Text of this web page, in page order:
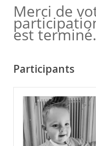
Merci de
est terminé.
Participants